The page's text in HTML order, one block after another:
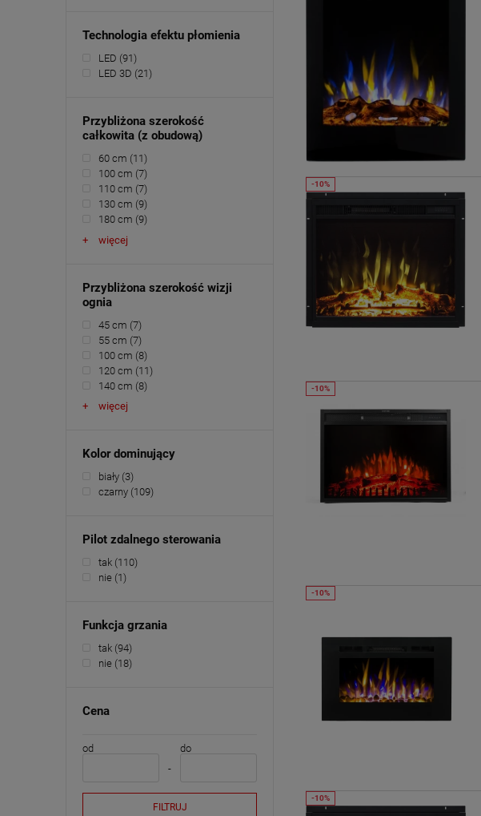
Technologia efektu płomienia
LED (91)
LED 3D (21)
Przybliżona szerokość
całkowita (z obudową)
60 cm (11)
100 cm (7)
110 cm (7)
130 cm (9)
180 cm (9)
więcej
Przybliżona szerokość wizji
ognia
45 cm (7)
55 cm (7)
100 cm (8)
120 cm (11)
140 cm (8)
więcej
Kolor dominujący
biały (3)
czarny (109)
Pilot zdalnego sterowania
tak (110)
nie (1)
Funkcja grzania
tak (94)
nie (18)
Cena
od do
FILTRUJ